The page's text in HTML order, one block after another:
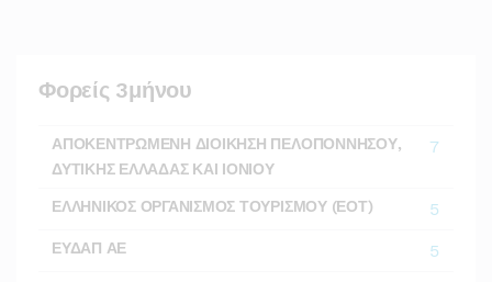
Φορείς 3μήνου
ΑΠΟΚΕΝΤΡΩΜΕΝΗ ΔΙΟΙΚΗΣΗ ΠΕΛΟΠΟΝΝΗΣΟΥ,
ΔΥΤΙΚΗΣ ΕΛΛΑΔΑΣ ΚΑΙ ΙΟΝΙΟΥ
7
ΕΛΛΗΝΙΚΟΣ ΟΡΓΑΝΙΣΜΟΣ ΤΟΥΡΙΣΜΟΥ (ΕΟΤ) 5
ΕΥΔΑΠ ΑΕ 5